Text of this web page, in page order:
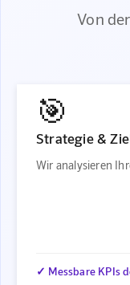
Von
🎯
Strategie &
Wir analysieren
✓ Messbare KPIs